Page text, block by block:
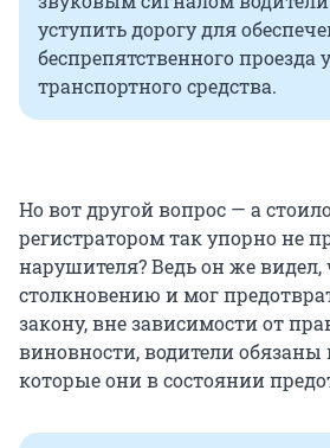
уступить дорогу для
беспрепятственного проезда
транспортного средства.
Но вот другой вопрос — а
регистратором так упорно не
нарушителя? Ведь он же видел,
столкновению и мог
закону, вне зависимости от
виновности, водители обязаны
которые они в состоянии